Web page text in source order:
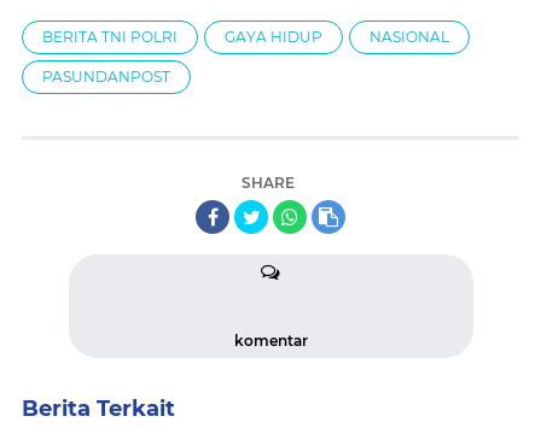
BERITA TNI POLRI GAYA HIDUP NASIONAL
PASUNDANPOST
SHARE
komentar
Berita Terkait